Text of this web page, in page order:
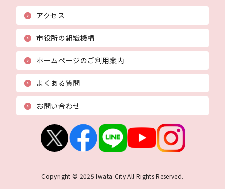
アクセス
市役所の組織機構
ホームページのご利用案内
よくある質問
お問い合わせ
Copyright © 2025 Iwata City All Rights Reserved.